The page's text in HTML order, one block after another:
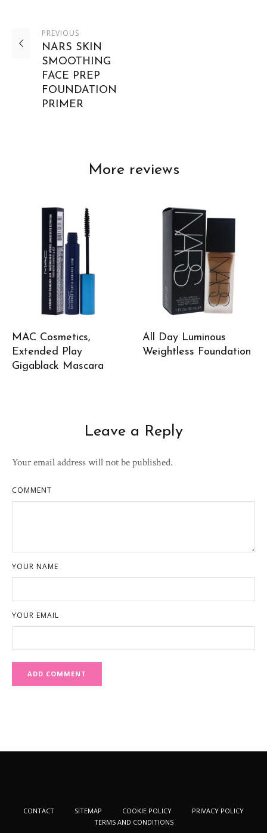
PREVIOUS
NARS SKIN
SMOOTHING
FACE PREP
FOUNDATION
PRIMER
More reviews
MAC Cosmetics,
Extended Play
Gigablack Mascara
All Day Luminous
Weightless Foundation
Leave a Reply
Your email address will not be published.
COMMENT
YOUR NAME
YOUR EMAIL
CONTACT SITEMAP COOKIE POLICY
PRIVACY POLICY
TERMS AND CONDITIONS